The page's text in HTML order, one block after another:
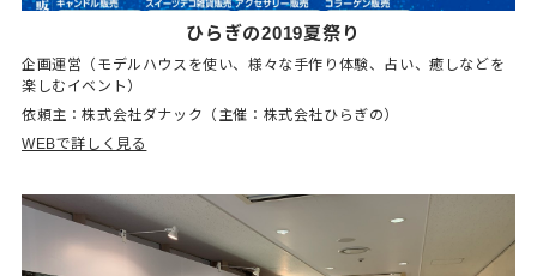
ひらぎの2019夏祭り
企画運営（モデルハウスを使い、様々な手作り体験、占い、癒しなどを
楽しむイベント）
依頼主：株式会社ダナック（主催：株式会社ひらぎの）
WEBで詳しく見る